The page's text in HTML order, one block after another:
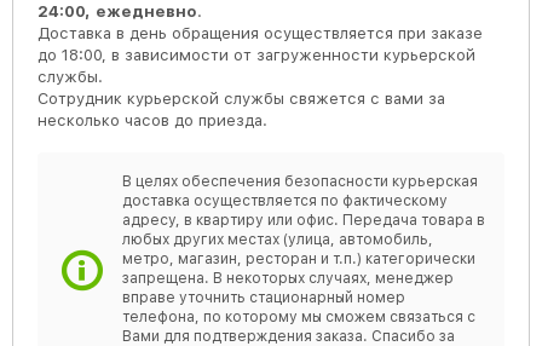
24:00, ежедневно.
Доставка в день обращения осуществляется при заказе
до 18:00, в зависимости от загруженности курьерской
службы.
Сотрудник курьерской службы свяжется с вами за
несколько часов до приезда.
В целях обеспечения безопасности курьерская
доставка осуществляется по фактическому
адресу, в квартиру или офис. Передача товара в
любых других местах (улица, автомобиль,
метро, магазин, ресторан и т.п.) категорически
запрещена. В некоторых случаях, менеджер
вправе уточнить стационарный номер
телефона, по которому мы сможем связаться с
Вами для подтверждения заказа. Спасибо за